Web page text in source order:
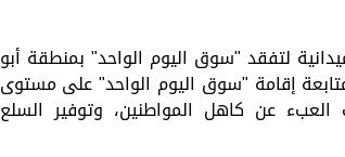
لتفقد "سوق اليوم الواحد" بمنطقة أبو
إقامة "سوق اليوم الواحد" على مستوى
العبء عن كاهل المواطنين، وتوفير السلع